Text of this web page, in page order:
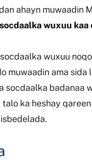
ahayn muwaadin
wuxuu
wuxuu
muwaadin ama
socdaalka badanaa
ka heshay